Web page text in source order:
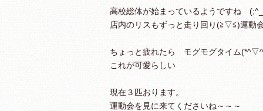
高校総体が始まっているようですね
店内のリスもずっと走り回り(≧▽≦)運動
ちょっと疲れたら モグモグタイム
これが可愛らしい
現在３匹おります。
運動会を見に来てくださいね～～～